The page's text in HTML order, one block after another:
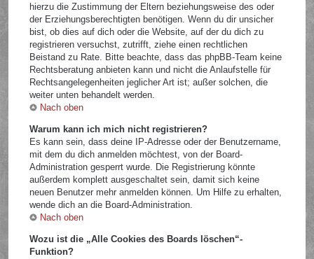
hierzu die Zustimmung der Eltern beziehungsweise des oder
der Erziehungsberechtigten benötigen. Wenn du dir unsicher
bist, ob dies auf dich oder die Website, auf der du dich zu
registrieren versuchst, zutrifft, ziehe einen rechtlichen
Beistand zu Rate. Bitte beachte, dass das phpBB-Team keine
Rechtsberatung anbieten kann und nicht die Anlaufstelle für
Rechtsangelegenheiten jeglicher Art ist; außer solchen, die
weiter unten behandelt werden.
Nach oben
Warum kann ich mich nicht registrieren?
Es kann sein, dass deine IP-Adresse oder der Benutzername,
mit dem du dich anmelden möchtest, von der Board-
Administration gesperrt wurde. Die Registrierung könnte
außerdem komplett ausgeschaltet sein, damit sich keine
neuen Benutzer mehr anmelden können. Um Hilfe zu erhalten,
wende dich an die Board-Administration.
Nach oben
Wozu ist die „Alle Cookies des Boards löschen“-
Funktion?